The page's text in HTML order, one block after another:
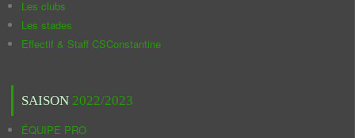
Les clubs
Les stades
Effectif & Staff CSConstantine
SAISON 2022/2023
ÉQUIPE PRO